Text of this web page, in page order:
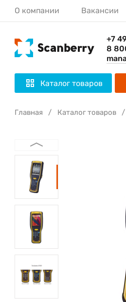
О компании Вакансии
+7
8
Каталог товаров
Главная Каталог товаров